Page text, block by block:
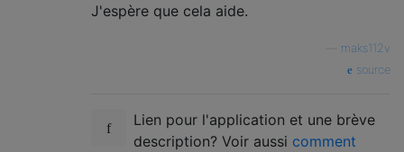
J'espère que cela aide.
maks112v
source
Lien pour l'application et une brève
description? Voir aussi comment